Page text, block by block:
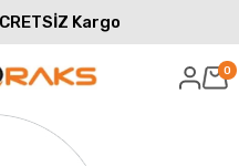
Kargo
0